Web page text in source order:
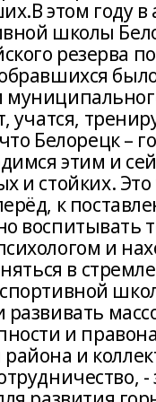
этом году в
школы
резерва
учатся,
Белорецк –
этим и
и стойких.
к
и
в
и
и